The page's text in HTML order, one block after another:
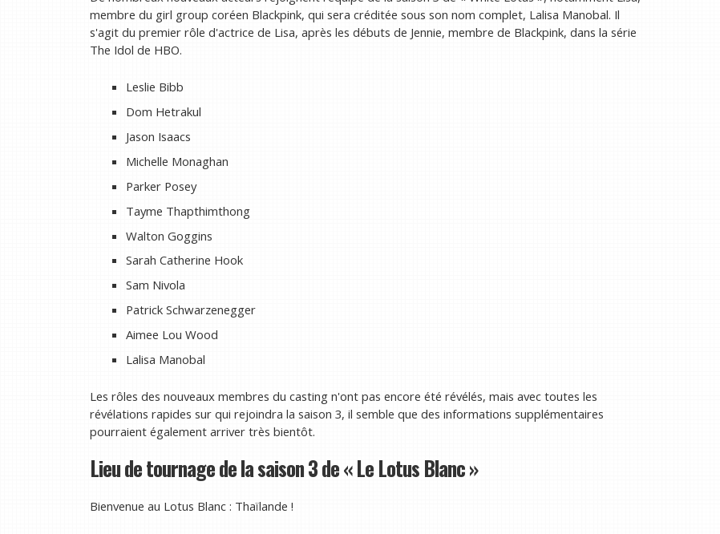
membre du girl group coréen Blackpink, qui sera créditée sous son nom complet, Lalisa Manobal. Il
s'agit du premier rôle d'actrice de Lisa, après les débuts de Jennie, membre de Blackpink, dans la série
The Idol de HBO.
Leslie Bibb
Dom Hetrakul
Jason Isaacs
Michelle Monaghan
Parker Posey
Tayme Thapthimthong
Walton Goggins
Sarah Catherine Hook
Sam Nivola
Patrick Schwarzenegger
Aimee Lou Wood
Lalisa Manobal
Les rôles des nouveaux membres du casting n'ont pas encore été révélés, mais avec toutes les
révélations rapides sur qui rejoindra la saison 3, il semble que des informations supplémentaires
pourraient également arriver très bientôt.
Lieu de tournage de la saison 3 de « Le Lotus Blanc »
Bienvenue au Lotus Blanc : Thaïlande !